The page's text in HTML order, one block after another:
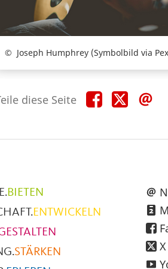
Joseph Humphrey (Symbolbild via
diese Seite Teile
diese
Teile
diese
BIETEN
ENTWICKELN
STÄRKEN
X